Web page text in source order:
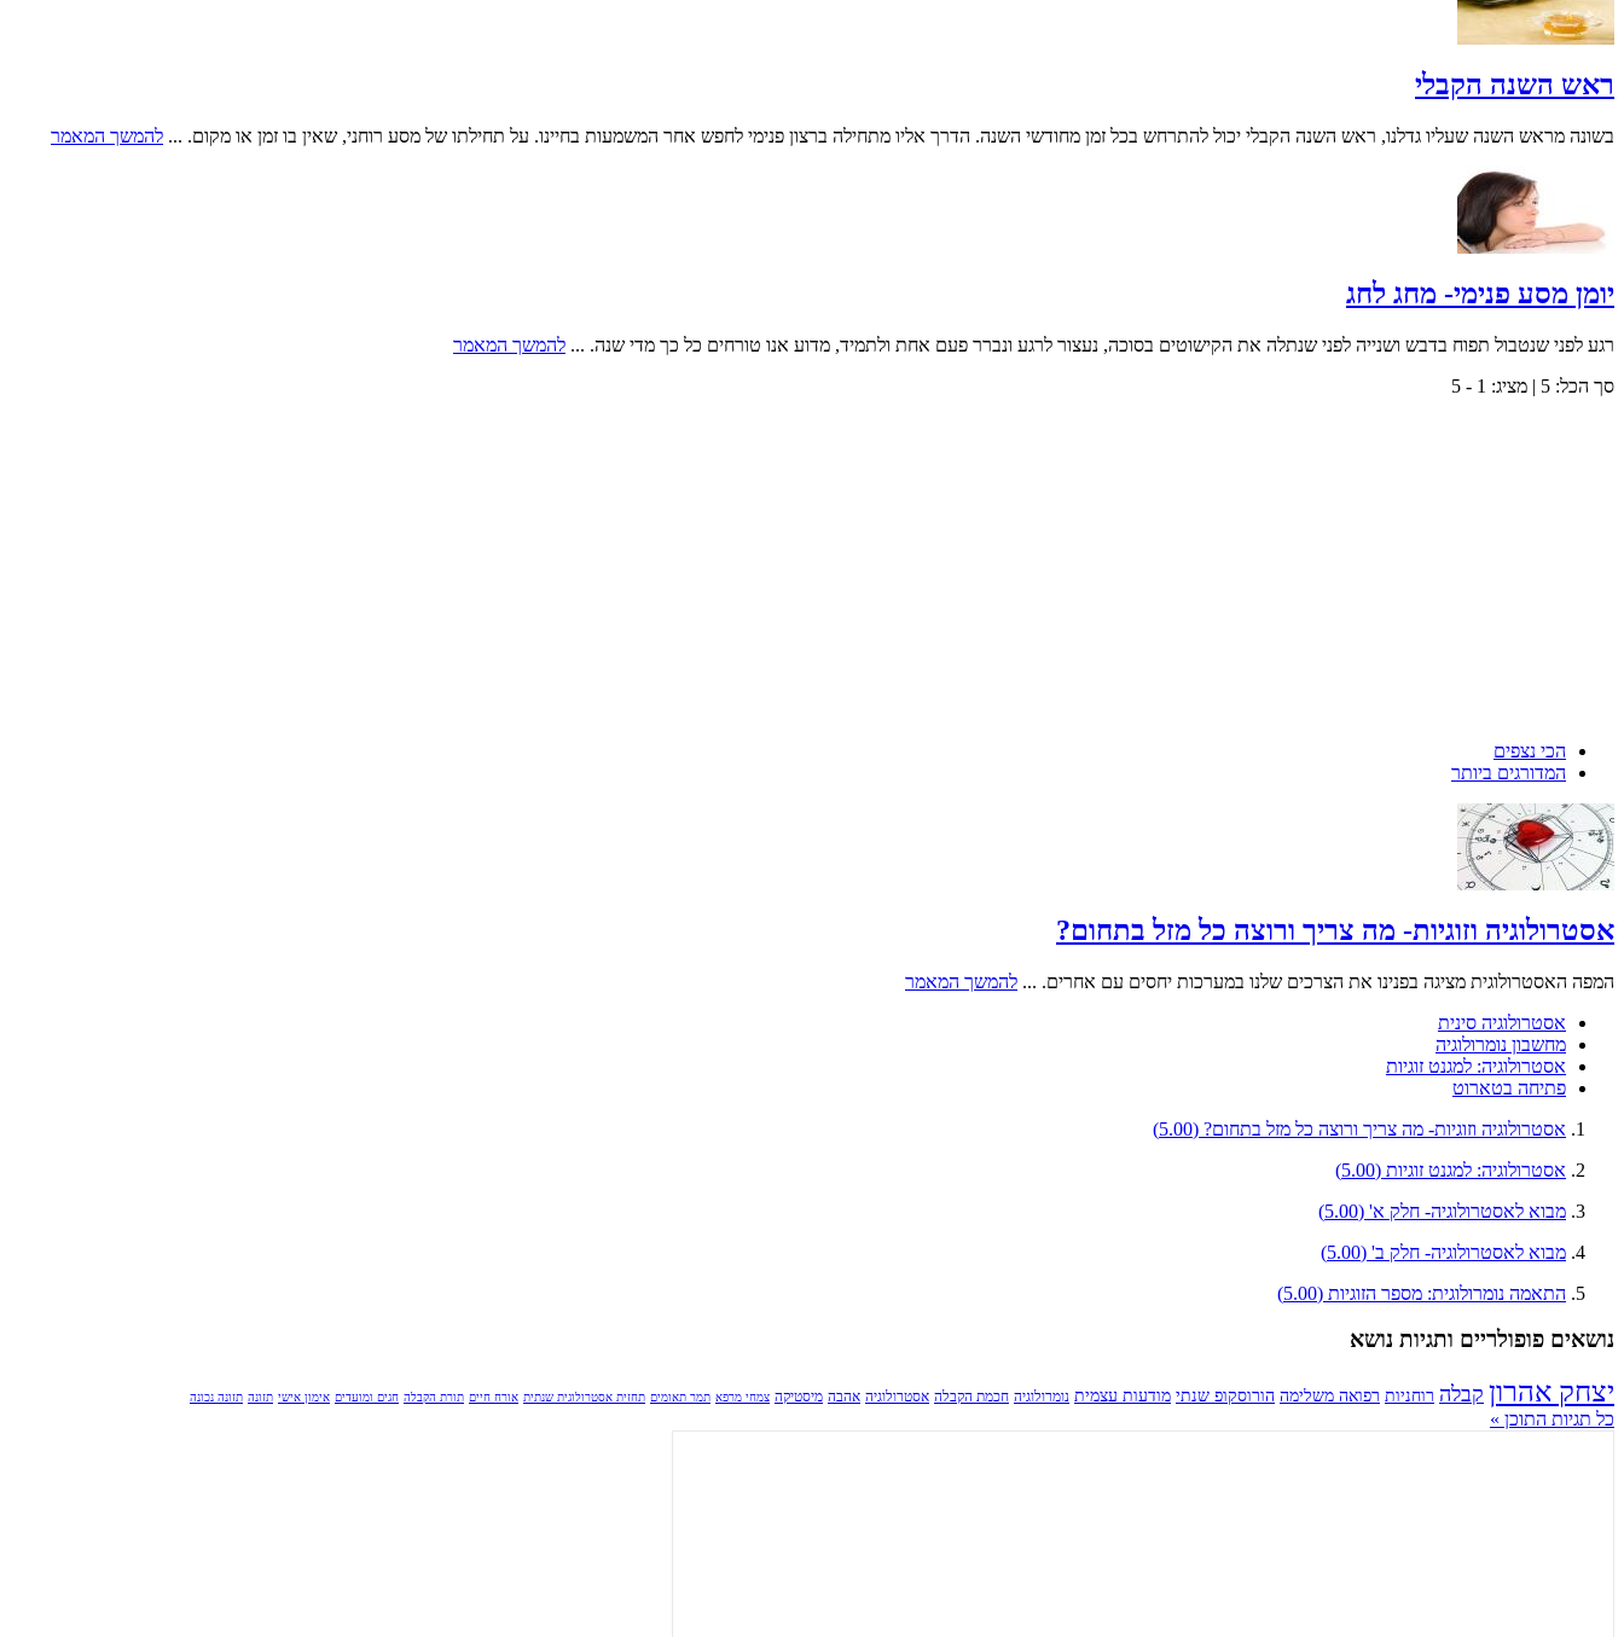
ראש השנה הקבלי
בשונה מראש השנה שעליו גדלנו, ראש השנה הקבלי יכול להתרחש בכל זמן מחודשי השנה. הדרך אליו מתחילה ברצון פנימי לחפש אחר המשמעות בחיינו. על תחילתו של מסע רוחני, שאין בו זמן או מקום. ... להמשך המאמר
יומן מסע פנימי- מחג לחג
רגע לפני שנטבול תפוח בדבש ושנייה לפני שנתלה את הקישוטים בסוכה, נעצור לרגע ונברר פעם אחת ולתמיד, מדוע אנו טורחים כל כך מדי שנה. ... להמשך המאמר
סך הכל: 5 | מציג: 1 - 5
הכי נצפים
המדורגים ביותר
אסטרולוגיה וזוגיות- מה צריך ורוצה כל מזל בתחום?
המפה האסטרולוגית מציגה בפנינו את הצרכים שלנו במערכות יחסים עם אחרים. ... להמשך המאמר
אסטרולוגיה סינית
מחשבון נומרולוגיה
אסטרולוגיה: למגנט זוגיות
פתיחה בטארוט
אסטרולוגיה וזוגיות- מה צריך ורוצה כל מזל בתחום? (5.00)
אסטרולוגיה: למגנט זוגיות (5.00)
מבוא לאסטרולוגיה- חלק א' (5.00)
מבוא לאסטרולוגיה- חלק ב' (5.00)
התאמה נומרולוגית: מספר הזוגיות (5.00)
נושאים פופולריים ותגיות נושא
יצחק אהרון קבלה רוחניות רפואה משלימה הורוסקופ שנתי מודעות עצמית נומרולוגיה חכמת הקבלה אסטרולוגיה אהבה מיסטיקה צמחי מרפא תמר תאומים תחזית אסטרולוגית שנתית אורח חיים תורת הקבלה חגים ומועדים אימון אישי תזונה תזונה נכונה
כל תגיות התוכן »